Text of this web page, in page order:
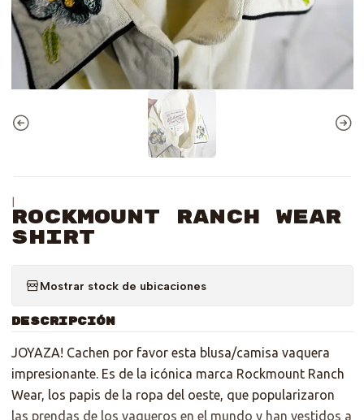
|
Rockmount Ranch Wear
Shirt
Mostrar stock de ubicaciones
DESCRIPCIÓN
JOYAZA! Cachen por favor esta blusa/camisa vaquera
impresionante. Es de la icónica marca Rockmount Ranch
Wear, los papis de la ropa del oeste, que popularizaron
las prendas de los vaqueros en el mundo y han vestidos a